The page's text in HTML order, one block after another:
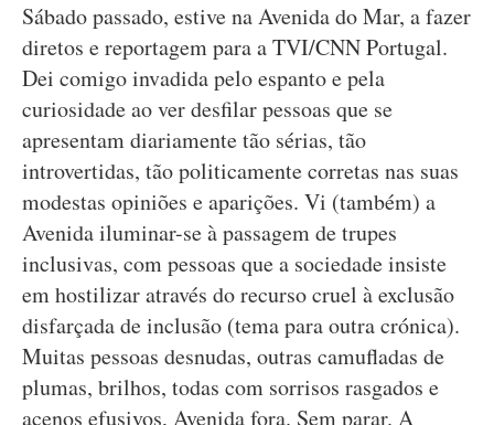
Sábado passado, estive na Avenida do Mar, a fazer
diretos e reportagem para a TVI/CNN Portugal.
Dei comigo invadida pelo espanto e pela
curiosidade ao ver desfilar pessoas que se
apresentam diariamente tão sérias, tão
introvertidas, tão politicamente corretas nas suas
modestas opiniões e aparições. Vi (também) a
Avenida iluminar-se à passagem de trupes
inclusivas, com pessoas que a sociedade insiste
em hostilizar através do recurso cruel à exclusão
disfarçada de inclusão (tema para outra crónica).
Muitas pessoas desnudas, outras camufladas de
plumas, brilhos, todas com sorrisos rasgados e
acenos efusivos, Avenida fora. Sem parar. A